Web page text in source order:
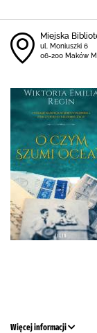
Miejska
ul. Moniuszki 6
06-200 Maków
Więcej informacji